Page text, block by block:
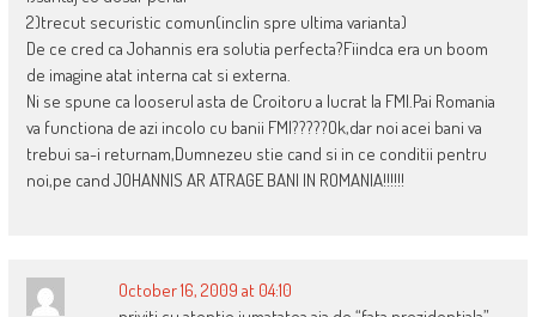
2)trecut securistic comun(inclin spre ultima varianta)
De ce cred ca Johannis era solutia perfecta?Fiindca era un boom
de imagine atat interna cat si externa.
Ni se spune ca looserul asta de Croitoru a lucrat la FMI.Pai Romania
va functiona de azi incolo cu banii FMI?????Ok,dar noi acei bani va
trebui sa-i returnam,Dumnezeu stie cand si in ce conditii pentru
noi,pe cand JOHANNIS AR ATRAGE BANI IN ROMANIA!!!!!!
October 16, 2009 at 04:10